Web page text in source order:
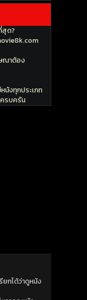
สุด?
ณาต้อง
นังทุกประเภท
ครบครัน
ยกได้ว่าดูหนัง